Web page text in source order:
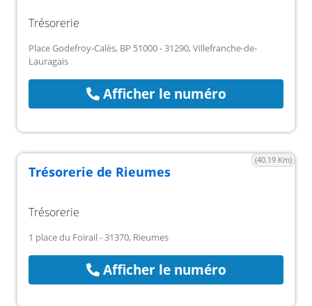
Trésorerie
Place Godefroy-Calès, BP 51000 - 31290, Villefranche-de-
Lauragais
Afficher le numéro
(40.19 Km)
Trésorerie de Rieumes
Trésorerie
1 place du Foirail - 31370, Rieumes
Afficher le numéro